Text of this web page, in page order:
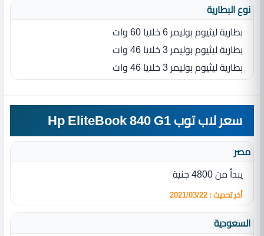
نوع البطارية‏
بطارية ليثيوم بوليمر 6‏ خلايا ‏60 وات
بطارية ليثيوم بوليمر 3‏ خلايا ‏46‏ وات
بطارية ليثيوم بوليمر 3‏ خلايا ‏46‏ وات
سعر لاب توب Hp EliteBook 840 G1
مصر
يبدأ من 4800 جنية
أخر تحديث : 2021/03/22
السعودية